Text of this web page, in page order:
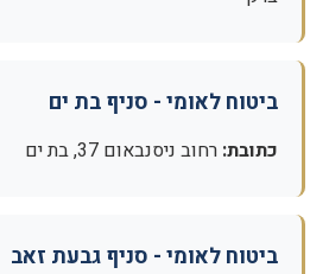
ביטוח לאומי - סניף בת ים
כתובת: רחוב ניסנבאום 37, בת ים
ביטוח לאומי - סניף גבעת זאב